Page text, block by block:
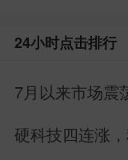
24小时点击排行
7月以来市场震
硬科技四连涨